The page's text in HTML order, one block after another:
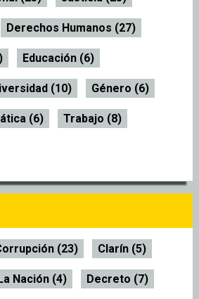
Derechos Humanos (27)
Educación (6)
(10) Género (6)
(6) Trabajo (8)
(23) Clarín (5)
Nación (4) Decreto (7)